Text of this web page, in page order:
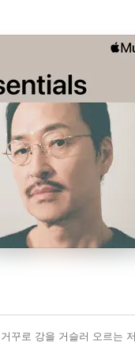
거꾸로 강을 거슬러 오르는